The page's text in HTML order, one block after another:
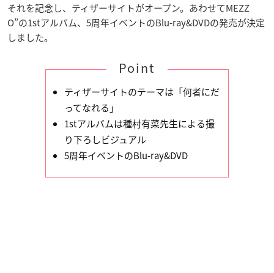
それを記念し、ティザーサイトがオープン。あわせてMEZZ
O”の1stアルバム、5周年イベントのBlu-ray&DVDの発売が決定
しました。
Point
ティザーサイトのテーマは「何者にだ
ってなれる」
1stアルバムは種村有菜先生による撮
り下ろしビジュアル
5周年イベントのBlu-ray&DVD